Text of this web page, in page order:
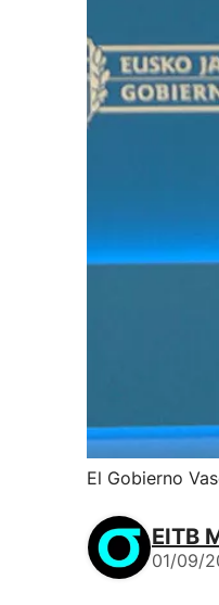
El Gobierno
EITB
01/09/